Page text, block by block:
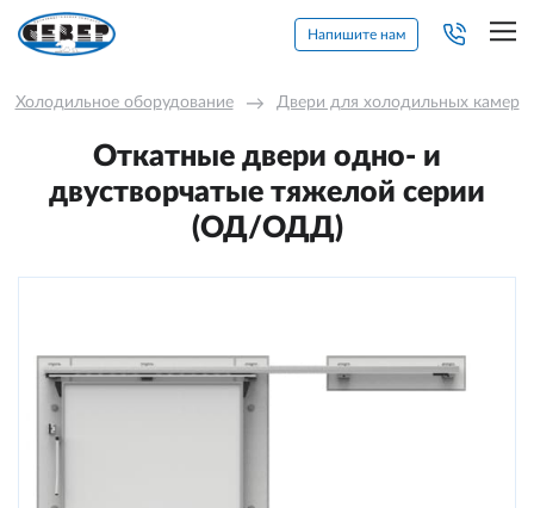
Напишите нам
Холодильное оборудование → Двери для холодильных камер
Откатные двери одно- и
двустворчатые тяжелой серии
(ОД/ОДД)